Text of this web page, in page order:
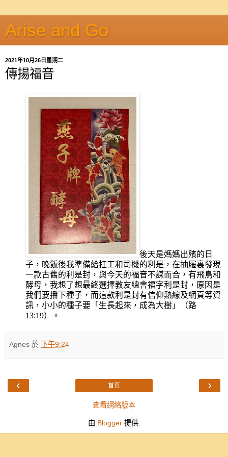
Arise and Go
2021年10月26日星期二
傳揚福音
後天是媽媽出殯的日
子，晚飯後我準備給扛工和司機的利是，在抽屜裏發現
一款古舊的利是封，與今天的福音不謀而合，有飛鳥和
酵母，我想了想最終選擇教友總會福字利是封，原因是
我們要播下種子，而這款利是封有信仰熱線及網頁等資
訊，小小的種子要「生長起來，成為大樹」（路
13:19）。
Agnes 於 下午9:24
‹ ›
首頁
查看網絡版本
由 Blogger提供.